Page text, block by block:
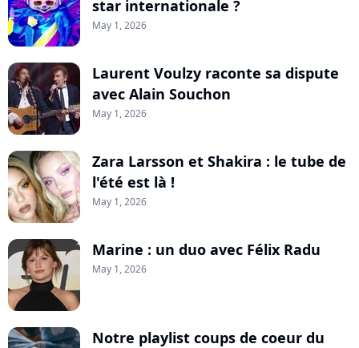
star internationale ?
May 1, 2026
Laurent Voulzy raconte sa dispute
avec Alain Souchon
May 1, 2026
Zara Larsson et Shakira : le tube de
l'été est là !
May 1, 2026
Marine : un duo avec Félix Radu
May 1, 2026
Notre playlist coups de coeur du